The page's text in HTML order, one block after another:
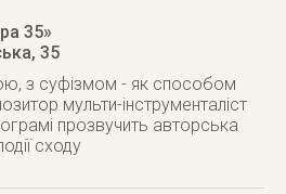
35»
35
з суфізмом - як способом
мульти-інструменталіст
прозвучить авторська
сходу